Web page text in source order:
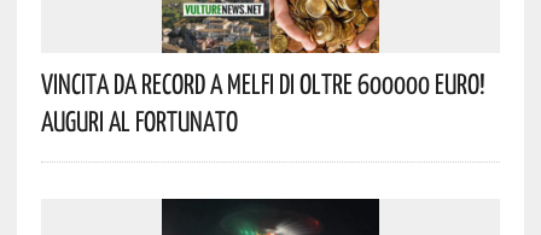
Vincita Da Record A Melfi Di Oltre 600000 Euro!
Auguri Al Fortunato